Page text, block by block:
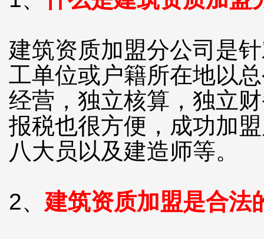
建筑资质加盟分公司是
工单位或户籍所在地以
经营，独立核算，独立
报税也很方便，成功加
八大员以及建造师等。
2、 建筑资质加盟是合法